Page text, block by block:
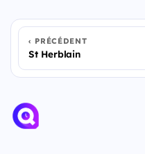
PRÉCÉDENT
St Herblain